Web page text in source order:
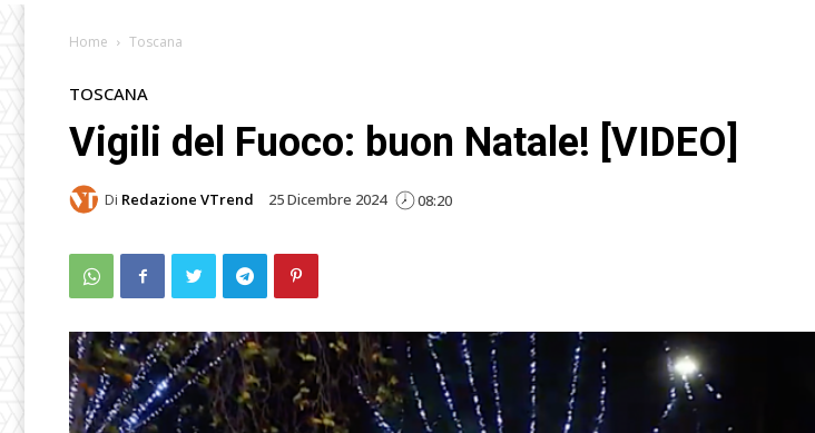
Home Toscana
TOSCANA
Vigili del Fuoco: buon Natale! [VIDEO]
Di Redazione VTrend 25 Dicembre 2024 08:20